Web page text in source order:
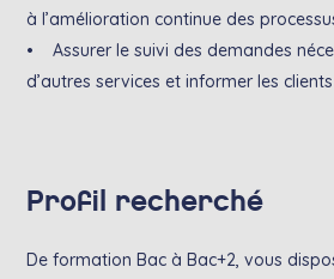
à l’amélioration continue des
• Assurer le suivi des demandes
d’autres services et informer les
Profil recherché
De formation Bac à Bac+2, vous